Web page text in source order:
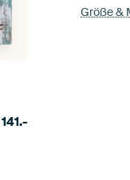
141.-
Größe &